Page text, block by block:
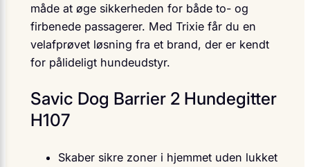
måde at øge sikkerheden for både to- og
firbenede passagerer. Med Trixie får du en
velafprøvet løsning fra et brand, der er kendt
for pålideligt hundeudstyr.
Savic Dog Barrier 2 Hundegitter
H107
Skaber sikre zoner i hjemmet uden lukket